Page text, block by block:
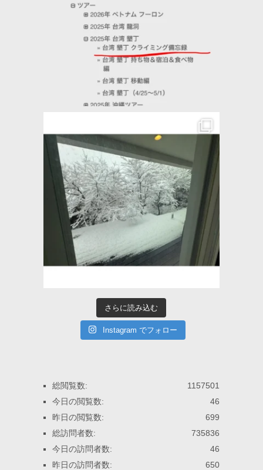
さらに読み込む
Instagram でフォロー
1157501
総閲覧数:
46
今日の閲覧数:
699
昨日の閲覧数:
735836
総訪問者数:
46
今日の訪問者数:
650
昨日の訪問者数: